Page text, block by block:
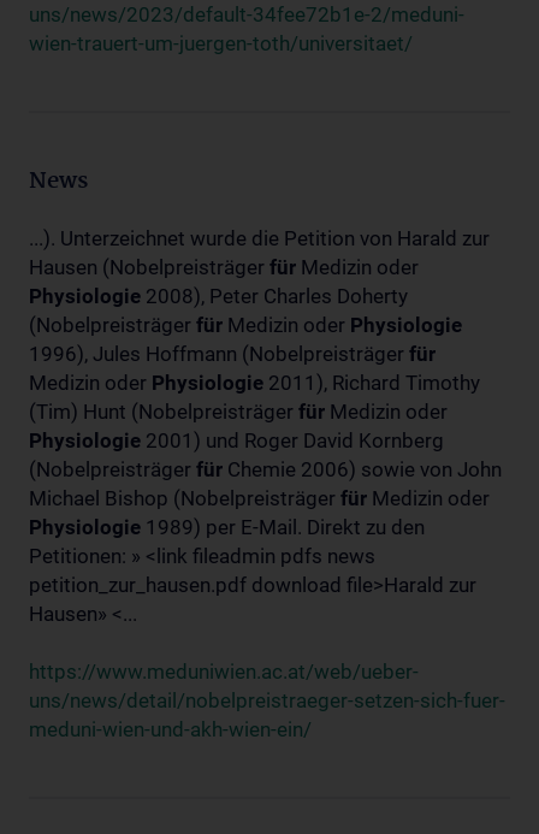
uns/news/2023/default-34fee72b1e-2/meduni-
wien-trauert-um-juergen-toth/universitaet/
News
...). Unterzeichnet wurde die Petition von Harald zur
Hausen (Nobelpreisträger für Medizin oder
Physiologie 2008), Peter Charles Doherty
(Nobelpreisträger für Medizin oder Physiologie
1996), Jules Hoffmann (Nobelpreisträger für
Medizin oder Physiologie 2011), Richard Timothy
(Tim) Hunt (Nobelpreisträger für Medizin oder
Physiologie 2001) und Roger David Kornberg
(Nobelpreisträger für Chemie 2006) sowie von John
Michael Bishop (Nobelpreisträger für Medizin oder
Physiologie 1989) per E-Mail. Direkt zu den
Petitionen: » <link fileadmin pdfs news
petition_zur_hausen.pdf download file>Harald zur
Hausen» <...
https://www.meduniwien.ac.at/web/ueber-
uns/news/detail/nobelpreistraeger-setzen-sich-fuer-
meduni-wien-und-akh-wien-ein/